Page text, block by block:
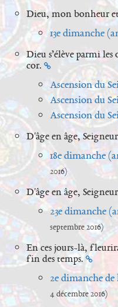
Dieu, mon bonheur
13e dimanche
Dieu s’élève parmi
cor.
Ascension du
Ascension du
Ascension du
D'âge en âge,
18e dimanche
2016)
D'âge en âge,
23e dimanche
septembre 2016)
En ces jours-là,
fin des temps.
2e dimanche de
4 décembre 2016)